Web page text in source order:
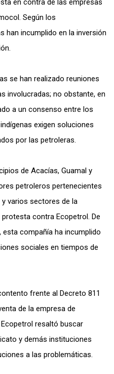
en contra de las empresas
Según los
han incumplido en la inversión
se han realizado reuniones
involucradas; no obstante, en
a un consenso entre los
exigen soluciones
por las petroleras.
de Acacías, Guamal y
petroleros pertenecientes
y varios sectores de la
contra Ecopetrol. De
compañía ha incumplido
sociales en tiempos de
frente al Decreto 811
de la empresa de
resaltó buscar
y demás instituciones
a las problemáticas.